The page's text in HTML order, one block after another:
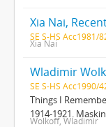
SE S-HS Acc1981/
Xia Nai
SE S-HS Acc1990/
Things I
1914-1921.
Wolkoff, Wladimir